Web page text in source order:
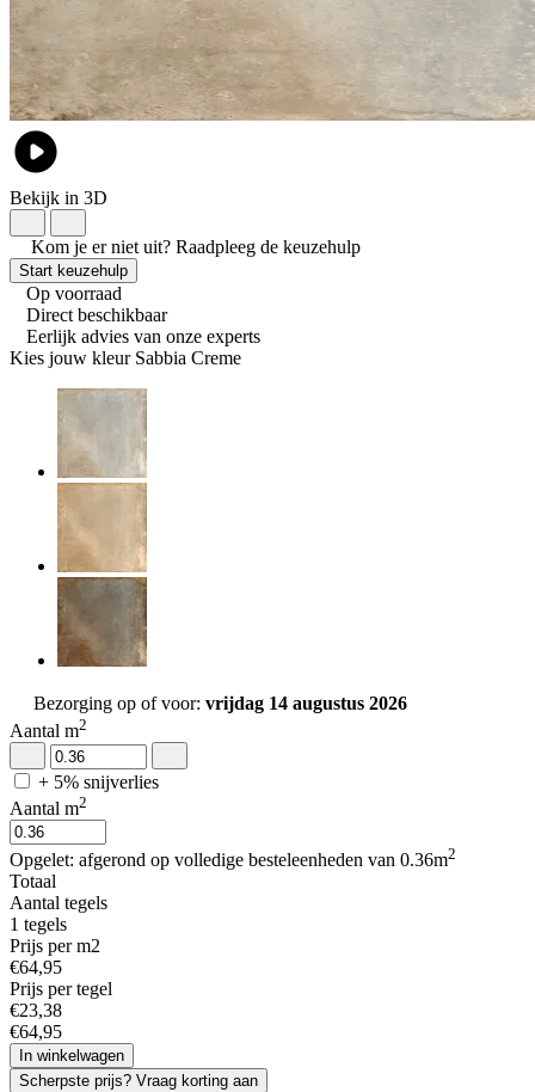
Bekijk in 3D
Kom je er niet uit? Raadpleeg de keuzehulp
Start keuzehulp
Op voorraad
Direct beschikbaar
Eerlijk advies van onze experts
Kies jouw kleur Sabbia Creme
Bezorging op of voor: vrijdag 14 augustus 2026
Aantal m2
+ 5% snijverlies
Aantal m2
Opgelet: afgerond op volledige besteleenheden van 0.36m2
Totaal
Aantal tegels
1 tegels
Prijs per m2
€64,95
Prijs per tegel
€23,38
€64,95
In winkelwagen
Scherpste prijs? Vraag korting aan